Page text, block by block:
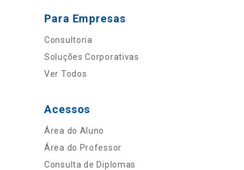
Para Empresas
Consultoria
Soluções Corporativas
Ver Todos
Acessos
Área do Aluno
Área do Professor
Consulta de Diplomas